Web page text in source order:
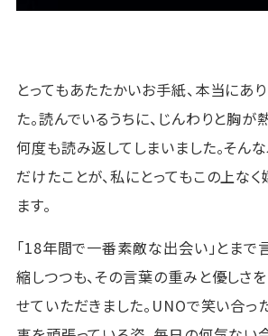
とってもあたたかいお手紙、本当にあ
た。読んでいるうちに、じんわりと胸が
何度も読み返してしまいました。そん
だけたことが、私にとってもこの上なく
ます。
「18年間で一番素敵な出会い」とまで
縮しつつも、その言葉の重みと優しさ
せていただきました。UNOで笑い合っ